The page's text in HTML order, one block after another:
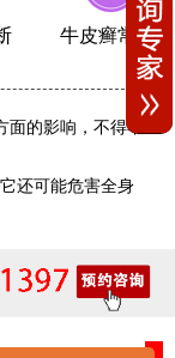
牛皮癣常识
的影响，不得不
还可能危害全身